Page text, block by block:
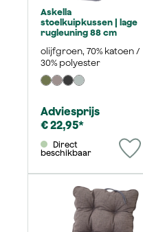
Askella
stoelkuipkussen | lage
rugleuning 88 cm
olijfgroen, 70% katoen /
30% polyester
Adviesprijs
€ 22,95*
beschikbaar